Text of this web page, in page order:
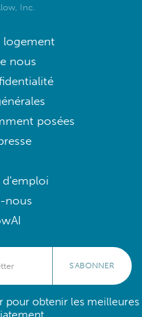
Inc.
logement
nous
posées
nous
S'ABONNER
pour obtenir les meilleures